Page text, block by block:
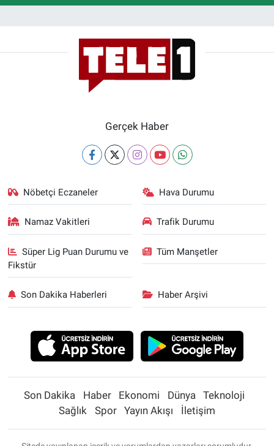
Gerçek Haber
Nöbetçi Eczaneler Hava Durumu
Namaz Vakitleri Trafik Durumu
Süper Lig Puan Durumu ve
Fikstür
Tüm Manşetler
Son Dakika Haberleri Haber Arşivi
Son Dakika Haber Ekonomi Dünya
Teknoloji
Sağlık
Spor Yayın Akışı İletişim